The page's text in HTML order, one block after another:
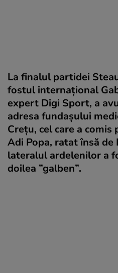
La finalul partidei
fostul internațional
expert Digi Sport, a
adresa fundașului
Crețu, cel care a
Adi Popa, ratat însă
lateralul ardelenilor a
doilea ”galben”.